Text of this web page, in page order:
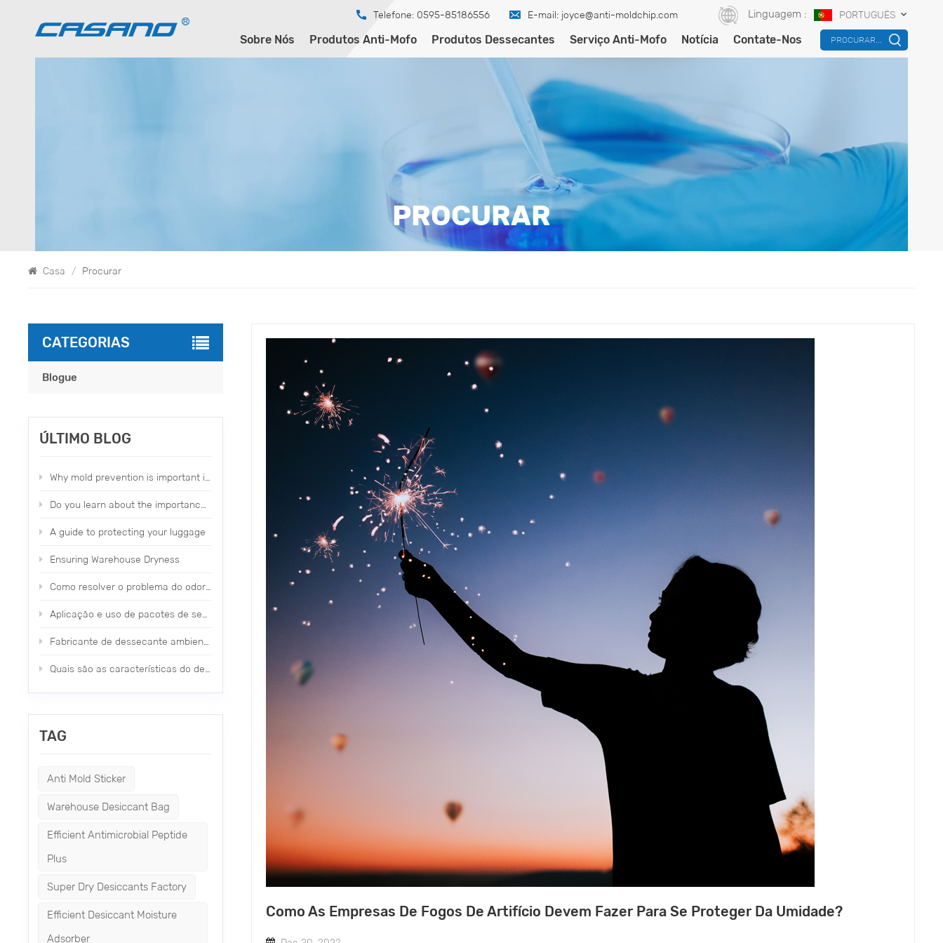
Telefone: 0595-85186556 E-mail: joyce@anti-moldchip.com Linguagem : PORTUGUÊS
Sobre Nós Produtos Anti-Mofo Produtos Dessecantes Serviço Anti-Mofo Notícia Contate-Nos PROCURAR...
PROCURAR
Casa / Procurar
CATEGORIAS
Blogue
ÚLTIMO BLOG
Why mold prevention is important in our daily life？
Do you learn about the importance of moldproofing items？
A guide to protecting your luggage
Ensuring Warehouse Dryness
Como resolver o problema do odor de calçados e roupas de fábrica
Aplicação e uso de pacotes de secagem perfumados Topone
Fabricante de dessecante ambiental de novo tipo Nano
Quais são as características do dessecante mineral?
TAG
Anti Mold Sticker
Warehouse Desiccant Bag
Efficient Antimicrobial Peptide
Plus
Super Dry Desiccants Factory
Efficient Desiccant Moisture
Adsorber
Como As Empresas De Fogos De Artifício Devem Fazer Para Se Proteger Da Umidade?